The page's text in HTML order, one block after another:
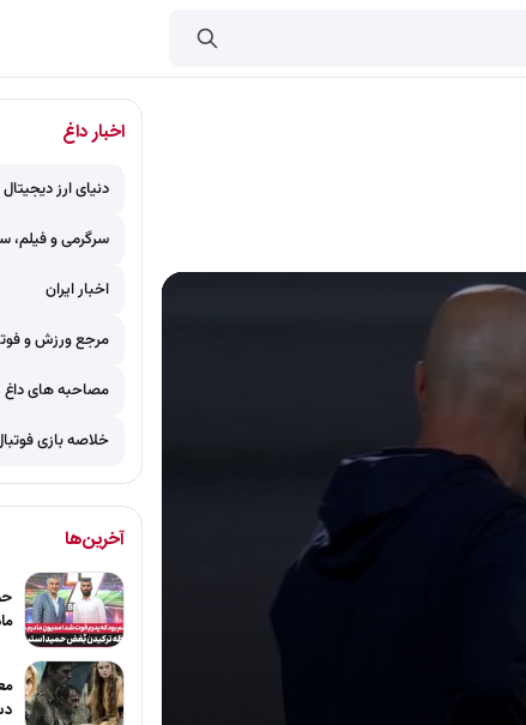
اخبار داغ
دنیای ارز دیجیتال
سرگرمی و فیلم،
اخبار ایران
مرجع ورزش و
مصاحبه های داغ
خلاصه بازی
آخرین‌ها